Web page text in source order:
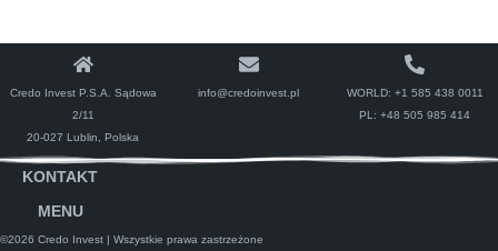
Credo Invest P.S.A. Sądowa
2/11
20-027 Lublin, Polska
info@credoinvest.pl WORLD: +1 585 438 0011
PL:+48 505 985 414
KONTAKT
MENU
©2026 Credo Invest | Wszystkie prawa zastrzeżone